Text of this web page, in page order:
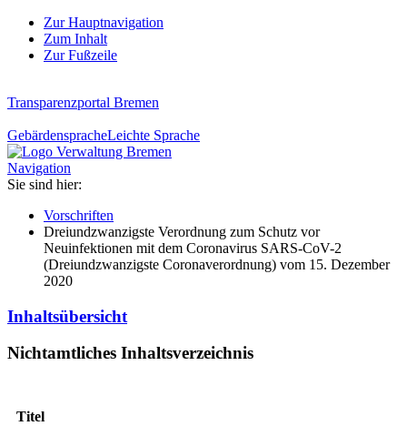
Zur Hauptnavigation
Zum Inhalt
Zur Fußzeile
Transparenzportal Bremen
GebärdenspracheLeichte Sprache
Navigation
Sie sind hier:
Vorschriften
Dreiundzwanzigste Verordnung zum Schutz vor
Neuinfektionen mit dem Coronavirus SARS-CoV-2
(Dreiundzwanzigste Coronaverordnung) vom 15. Dezember
2020
Inhaltsübersicht
Nichtamtliches Inhaltsverzeichnis
Titel